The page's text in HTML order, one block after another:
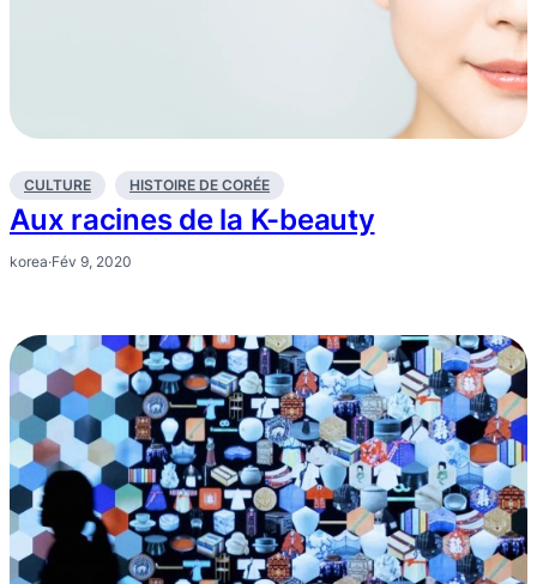
CULTURE HISTOIRE DE CORÉE
Aux racines de la K-beauty
korea·Fév 9, 2020